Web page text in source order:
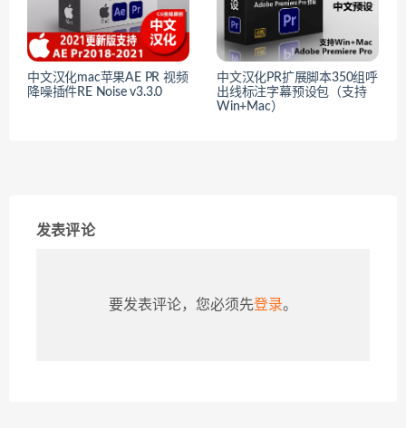
中文汉化mac苹果AE PR 视频
降噪插件RE Noise v3.3.0
中文汉化PR扩展脚本350组呼
出线标注字幕预设包（支持
Win+Mac）
发表评论
要发表评论，您必须先登录。